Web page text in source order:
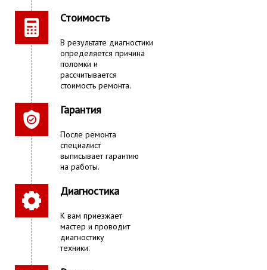
Стоимость
В результате диагностики
определяется причина
поломки и
рассчитывается
стоимость ремонта.
Гарантия
После ремонта
специалист
выписывает гарантию
на работы.
Диагностика
К вам приезжает
мастер и проводит
диагностику
техники.